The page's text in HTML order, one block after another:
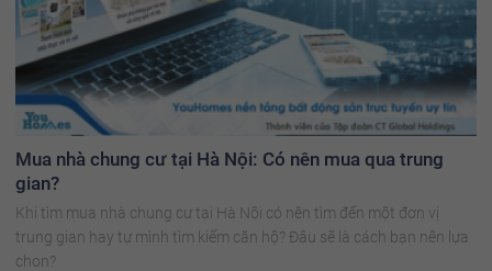
Mua nhà chung cư tại Hà Nội: Có nên mua qua trung
gian?
Khi tìm mua nhà chung cư tại Hà Nội có nên tìm đến một đơn vị
trung gian hay tự mình tìm kiếm căn hộ? Đâu sẽ là cách bạn nên lựa
chon?